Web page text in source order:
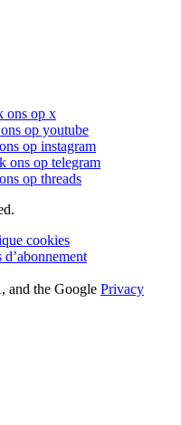
ons op x
op youtube
op instagram
ons op telegram
op threads
cookies
and the Google Privacy